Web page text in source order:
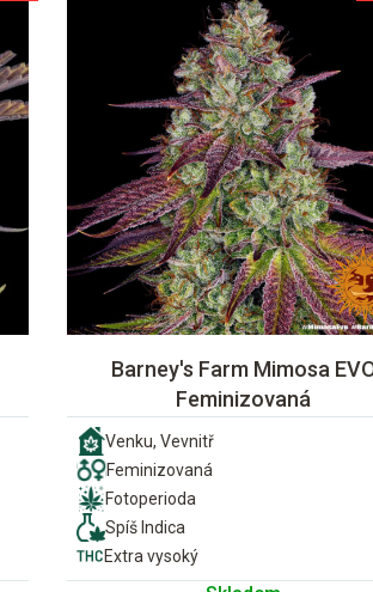
Barney's Farm Mimosa
Feminizovaná
Venku, Vevnitř
Feminizovaná
Fotoperioda
Spíš Indica
Extra vysoký